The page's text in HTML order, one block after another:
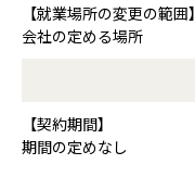
【就業場所の変更の範囲】
会社の定める場所
【契約期間】
期間の定めなし